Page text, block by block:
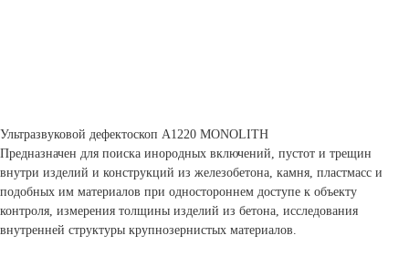
Ультразвуковой дефектоскоп А1220 MONOLITH
Предназначен для поиска инородных включений, пустот и трещин
внутри изделий и конструкций из железобетона, камня, пластмасс и
подобных им материалов при одностороннем доступе к объекту
контроля, измерения толщины изделий из бетона, исследования
внутренней структуры крупнозернистых материалов.